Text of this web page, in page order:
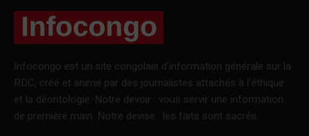
Infocongo est un site congolais d’information générale sur la
RDC, créé et animé par des journalistes attachés à l’éthique
et la déontologie. Notre devoir : vous servir une information
de première main. Notre devise : les faits sont sacrés.